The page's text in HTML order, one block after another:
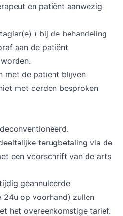
en patiënt aanwezig
) bij de behandeling
aan de patiënt
met de patiënt blijven
met derden besproken
terugbetaling via de
een voorschrift van de arts
geannuleerde
24u op voorhand) zullen
het overeenkomstige tarief.